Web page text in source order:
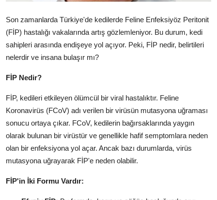
Son zamanlarda Türkiye'de kedilerde Feline Enfeksiyöz Peritonit
(FİP) hastalığı vakalarında artış gözlemleniyor. Bu durum, kedi
sahipleri arasında endişeye yol açıyor. Peki, FİP nedir, belirtileri
nelerdir ve insana bulaşır mı?
FİP Nedir?
FİP, kedileri etkileyen ölümcül bir viral hastalıktır. Feline
Koronavirüs (FCoV) adı verilen bir virüsün mutasyona uğraması
sonucu ortaya çıkar. FCoV, kedilerin bağırsaklarında yaygın
olarak bulunan bir virüstür ve genellikle hafif semptomlara neden
olan bir enfeksiyona yol açar. Ancak bazı durumlarda, virüs
mutasyona uğrayarak FİP'e neden olabilir.
FİP'in İki Formu Vardır: